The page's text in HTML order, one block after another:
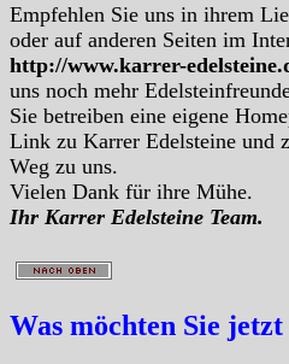
Empfehlen Sie uns in ihrem
oder auf anderen Seiten im
http://www.karrer-
uns noch mehr
Sie betreiben eine eigene
Link zu Karrer Edelsteine und
Weg zu uns.
Vielen Dank für ihre Mühe.
Ihr Karrer Edelsteine Team.
Was möchten Sie